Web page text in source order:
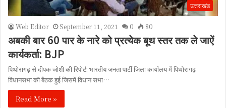
उत्तराखंड
Web Editor September 11, 2021 0 80
अबकी बार 60 पार के नारे को प्रत्येक बूथ स्तर तक ले जाऐं
कार्यकर्ता: BJP
पिथोरागढ़ से दीपक जोशी की रिपोर्ट: भारतीय जनता पार्टी जिला कार्यालय में पिथोरागढ़
विधानसभा की बैठक हुई जिसमें विधान सभा…
Read More »